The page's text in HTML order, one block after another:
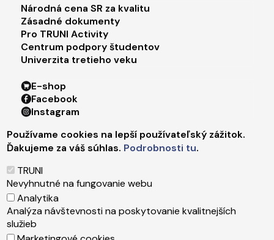
Footer menu 3
Národná cena SR za kvalitu
Zásadné dokumenty
Pro TRUNI Activity
Centrum podpory študentov
Univerzita tretieho veku
Footer menu 4
E-shop
Facebook
Instagram
LinkedIn
Youtube
TikTok
Päta
Správca obsahu
Technická podpora
Používame cookies na lepší používateľský zážitok.
Ďakujeme za váš súhlas. Podrobnosti tu.
TRUNI
Nevyhnutné na fungovanie webu
Analytika
Analýza návštevnosti na poskytovanie kvalitnejších
služieb